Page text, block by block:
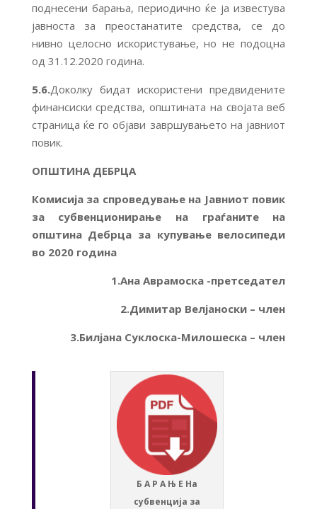
поднесени барања, периодично ќе ја известува
јавноста за преостанатите средства, се до
нивно целосно искористување, но не подоцна
од 31.12.2020 година.
5.6.Доколку бидат искористени предвидените
финансиски средства, општината на својата веб
страница ќе го објави завршувањето на јавниот
повик.
ОПШТИНА ДЕБРЦА
Комисија за спроведување на Јавниот повик
за субвенционирање на граѓаните на
општина Дебрца за купување велосипеди
во 2020 година
1.Ана Аврамоска -претседател
2.Димитар Велјаноски – член
3.Билјана Суклоска-Милошеска – член
Б А Р А Њ Е На
субвенција за